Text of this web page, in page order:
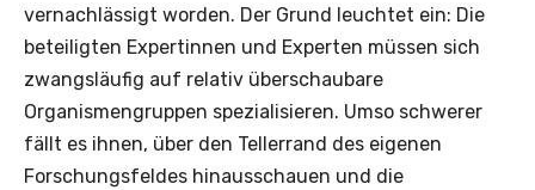
vernachlässigt worden. Der Grund leuchtet ein: Die
beteiligten Expertinnen und Experten müssen sich
zwangsläufig auf relativ überschaubare
Organismengruppen spezialisieren. Umso schwerer
fällt es ihnen, über den Tellerrand des eigenen
Forschungsfeldes hinausschauen und die